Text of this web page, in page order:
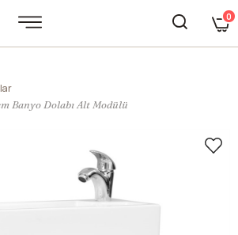
0
Banyo Dolabı Alt Modülü